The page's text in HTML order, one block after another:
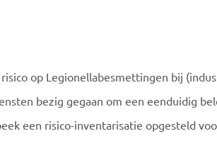
op Legionellabesmettingen bij
bezig gegaan om een eenduidig
een risico-inventarisatie opgesteld